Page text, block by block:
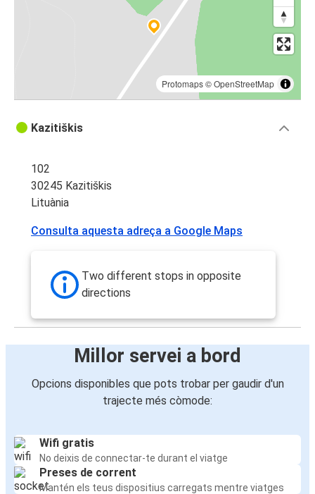
Protomaps©OpenStreetMap
Kazitiškis
102
30245 Kazitiškis
Lituània
Consulta aquesta adreça a Google Maps
Two different stops in opposite
directions
Millor servei a bord
Opcions disponibles que pots trobar per gaudir d'un
trajecte més còmode:
Wifi gratis
No deixis de connectar-te durant el viatge
Preses de corrent
Mantén els teus dispositius carregats mentre viatges